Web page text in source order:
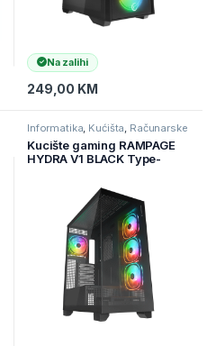
Na zalihi
249,00 KM
Informatika, Kućišta, Računarske
Komponente
Kucište gaming RAMPAGE
HYDRA V1 BLACK Type-
Fan+Hub E-ATX Exclusive